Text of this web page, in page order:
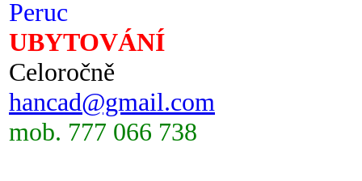
Peruc
UBYTOVÁNÍ
Celoročně
hancad@gmail.com
mob. 777 066 738